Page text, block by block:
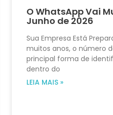
O WhatsApp Vai
Junho de 2026
Sua Empresa Está
muitos anos, o número
principal forma de
dentro do
LEIA MAIS »